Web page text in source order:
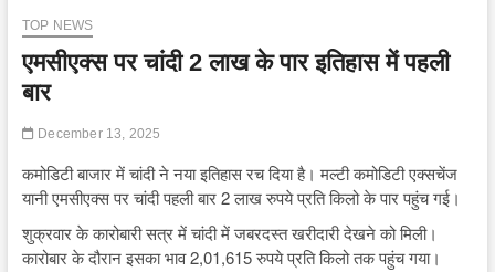
TOP NEWS
एमसीएक्स पर चांदी 2 लाख के पार इतिहास में पहली
बार
December 13, 2025
कमोडिटी बाजार में चांदी ने नया इतिहास रच दिया है। मल्टी कमोडिटी एक्सचेंज
यानी एमसीएक्स पर चांदी पहली बार 2 लाख रुपये प्रति किलो के पार पहुंच गई।
शुक्रवार के कारोबारी सत्र में चांदी में जबरदस्त खरीदारी देखने को मिली।
कारोबार के दौरान इसका भाव 2,01,615 रुपये प्रति किलो तक पहुंच गया।